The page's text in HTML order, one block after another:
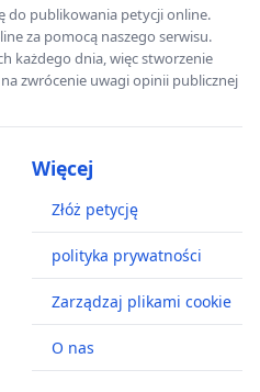
do publikowania petycji online.
za pomocą naszego serwisu.
każdego dnia, więc stworzenie
zwrócenie uwagi opinii publicznej
Więcej
Złóż petycję
polityka prywatności
Zarządzaj plikami cookie
O nas